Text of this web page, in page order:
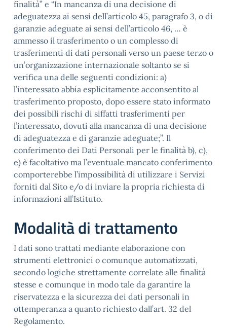
finalità” e “In mancanza di una decisione di
adeguatezza ai sensi dell’articolo 45, paragrafo 3, o di
garanzie adeguate ai sensi dell’articolo 46, … è
ammesso il trasferimento o un complesso di
trasferimenti di dati personali verso un paese terzo o
un’organizzazione internazionale soltanto se si
verifica una delle seguenti condizioni: a)
l’interessato abbia esplicitamente acconsentito al
trasferimento proposto, dopo essere stato informato
dei possibili rischi di siffatti trasferimenti per
l’interessato, dovuti alla mancanza di una decisione
di adeguatezza e di garanzie adeguate;”. Il
conferimento dei Dati Personali per le finalità b), c),
e) è facoltativo ma l’eventuale mancato conferimento
comporterebbe l’impossibilità di utilizzare i Servizi
forniti dal Sito e/o di inviare la propria richiesta di
informazioni all’Istituto.
Modalità di trattamento
I dati sono trattati mediante elaborazione con
strumenti elettronici o comunque automatizzati,
secondo logiche strettamente correlate alle finalità
stesse e comunque in modo tale da garantire la
riservatezza e la sicurezza dei dati personali in
ottemperanza a quanto richiesto dall’art. 32 del
Regolamento.